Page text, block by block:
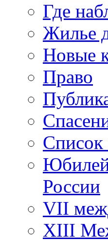
Где
Жилье
Новые
Право
Список
России
VII
XIII